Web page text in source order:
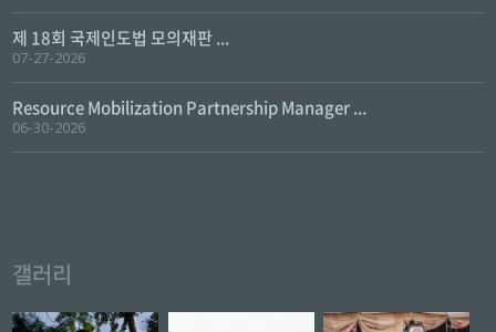
제 18회 국제인도법 모의재판 ...
07-27-2026
Resource Mobilization Partnership Manager ...
06-30-2026
갤러리